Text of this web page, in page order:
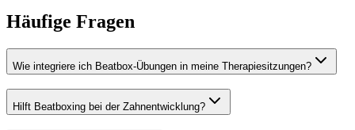
Häufige Fragen
Wie integriere ich Beatbox-Übungen in meine Therapiesitzungen?
Hilft Beatboxing bei der Zahnentwicklung?